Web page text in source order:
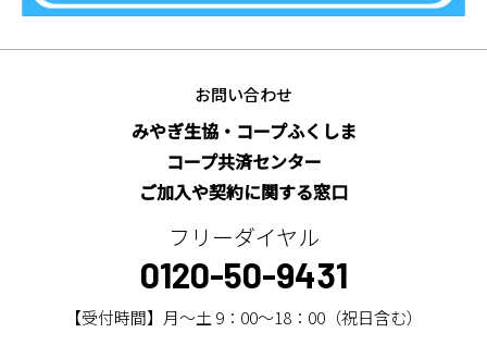
お問い合わせ
みやぎ生協・コープふくしま
コープ共済センター
ご加入や契約に関する窓口
フリーダイヤル
0120-50-9431
【受付時間】月～土 9：00～18：00（祝日含む）